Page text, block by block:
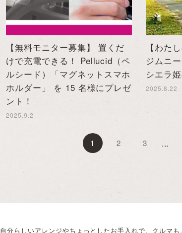
【無料モニター募集】 置くだ
けで充電できる！ Pellucid（ペ
ルシード）「マグネットスマホ
ホルダー」 を 15 名様にプレゼ
ント！
2025.9.2
【わた
ジムニ
シエラ
2025.8.22
1 2 3 ...
自分らしいアレンジやちょっとしたお手入れで、クルマ